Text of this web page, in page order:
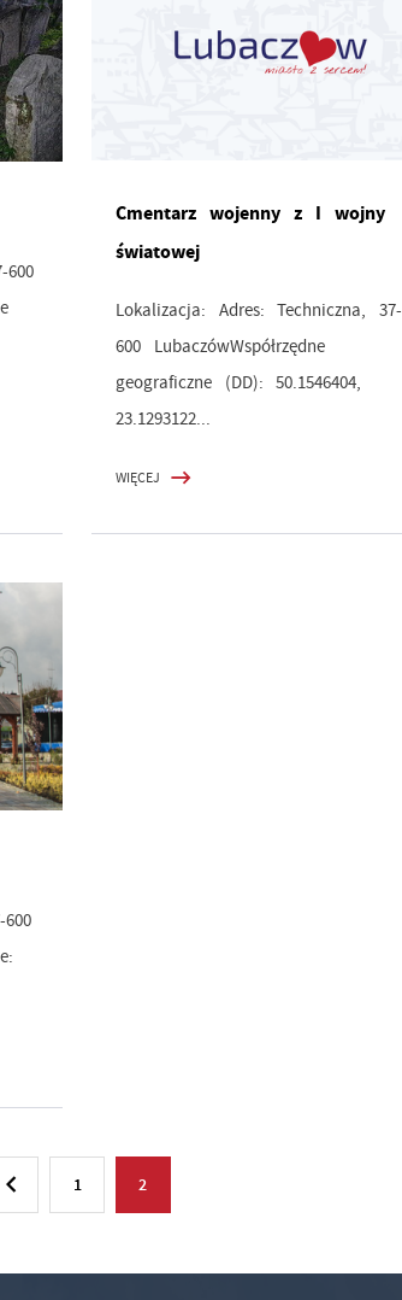
Cmentarz wojenny z I wojny
światowej
Lokalizacja: Adres: Techniczna, 37-
600 LubaczówWspółrzędne
geograficzne (DD): 50.1546404,
23.1293122...
WIĘCEJ
1 2